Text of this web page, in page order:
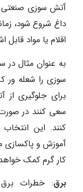
آتش سوزی صنعتی.
داغ شروع شود،
اقلام یا مواد
سوزی را شعله ور
برای جلوگیری
سعی کنند در
کنند. این
آموزش و پاکسازی
کار گرم کمک
برق: خطرات برق